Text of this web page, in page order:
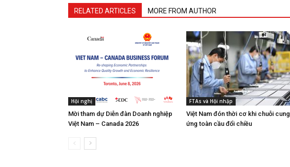
RELATED ARTICLES MORE FROM AUTHOR
Hội nghị
Mời tham dự Diễn đàn Doanh nghiệp
Việt Nam – Canada 2026
FTAs và Hội nhập
Việt Nam đón thời cơ khi chuỗi cung
ứng toàn cầu đổi chiều